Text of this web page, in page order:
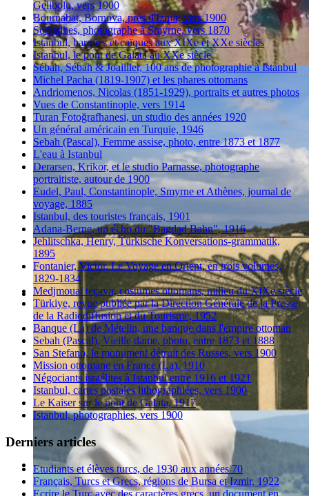
Gelibolu, vers 1900
Bournabat, Bornova, près d'Izmir, vers 1900
Sociadhes, photographe à Smyrne, vers 1870
Istanbul, barques et caïques aux XIXe et XXe siècles
Istanbul, le pont de Galata au XXe siècle
Sébah, Sébah & Joaillier, 100 ans de photographie à Istanbul
Michel Pacha (1819-1907) et les phares ottomans
Andriomenos, Nicolas (1851-1929), portraits et autres photos
Vues de Constantinople, vers 1914
Turan Fotoğrafhanesi, un studio des années 1920
Un général américain en Turquie, 1946
Sebah (Pascal), Femme assise, photo, entre 1873 et 1877
L'eau à Istanbul
Derarsen, Krikor, et le studio Parnasse, photographe
portraitiste, autour de 1900
Eudel, Paul, Constantinople, Smyrne et Athènes, journal de
voyage, 1885
Istanbul, des touristes français, 1901
Adana-Berne, un écho du "Bagdad Bahn", 1916
Jehlitschka, Henry, Türkische Konversations-grammatik,
1895
Fontanier, Victor, Le Voyage en Orient, en trois volumes,
1829-1834
Medjmouaï teçavir, costumes ottomans, milieu du XIXe siècle
Türkiye, revue publiée par la Direction Générale de la Presse,
de la Radiodiffusion et du Tourisme, 1952
Banque (La) de Mételin, une banque dans l'empire ottoman
Sebah (Pascal), Vieille dame, photo, entre 1873 et 1888
San Stefano, le monument détruit des Russes, vers 1900
Mission ottomane en France (La), 1910
Négociants israélites à Istanbul entre 1916 et 1921
Istanbul, cartes postales lithographiées, vers 1900
Le Kaiser sur le pont de Galata, 1917
Istanbul, photographies, vers 1900
Derniers articles
Etudiants et élèves turcs, de 1930 aux années 70
Français, Turcs et Grecs, régions de Bursa et Izmir, 1922
Ecrire le Turc avec des caractères grecs, un document en